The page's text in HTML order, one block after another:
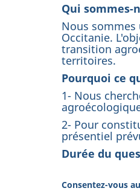
Qui sommes-
Nous
Occitanie.
transition
territoires.
Pourquoi ce
1- Nous
2- Pour
présentiel
Durée du
Consentez-vous